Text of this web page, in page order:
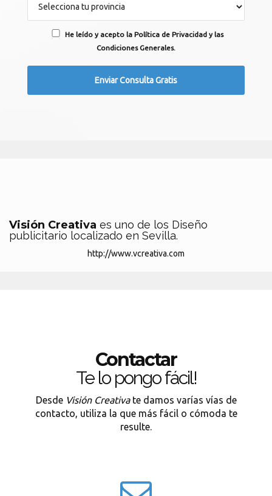
He leído y acepto la Política de Privacidad y las
Condiciones Generales.
Visión Creativa es uno de los Diseño
publicitario localizado en Sevilla.
http://www.vcreativa.com
Contactar
Te lo pongo fácil!
Desde Visión Creativate damos varías vías de
contacto, utiliza la que más fácil o cómoda te
resulte.